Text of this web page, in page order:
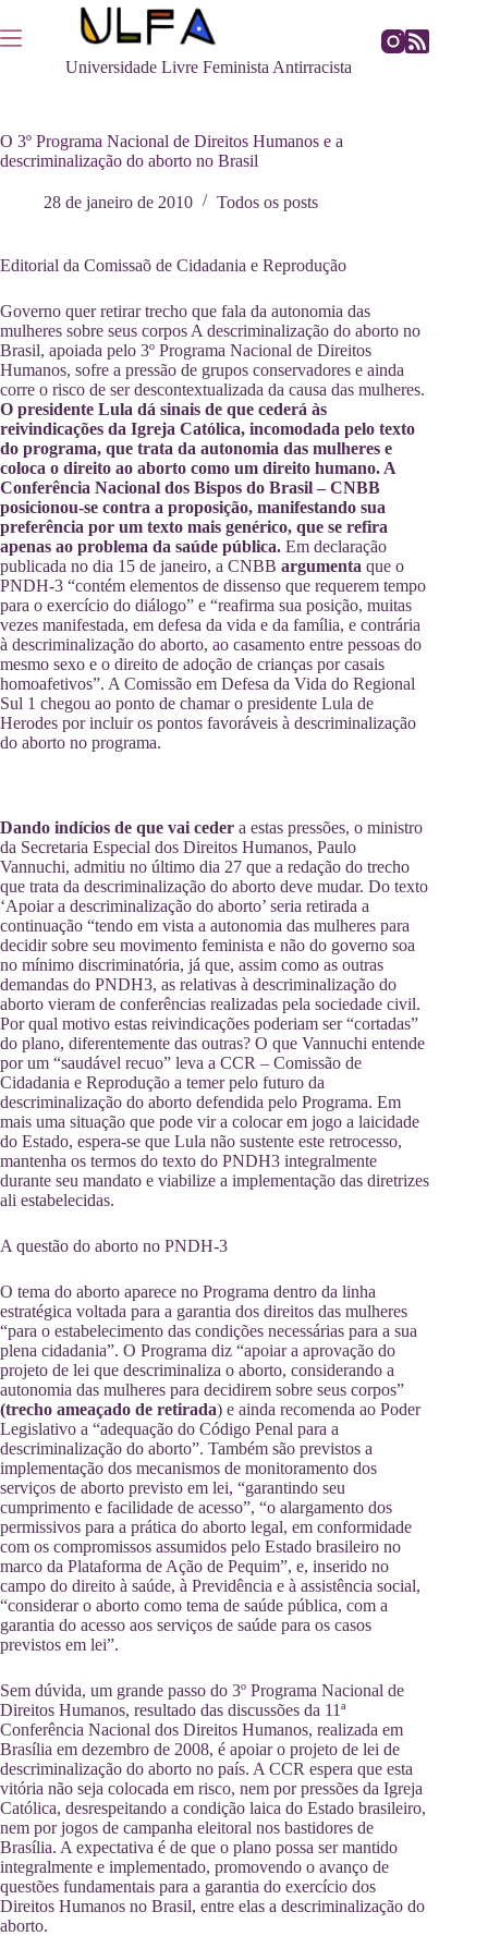
para
o
Universidade Livre Feminista Antirracista
O 3º Programa Nacional de Direitos Humanos e a
descriminalização do aborto no Brasil
28 de janeiro de 2010 Todos os posts
Editorial da Comissaõ de Cidadania e Reprodução
Governo quer retirar trecho que fala da autonomia das
mulheres sobre seus corpos A descriminalização do aborto no
Brasil, apoiada pelo 3º Programa Nacional de Direitos
Humanos, sofre a pressão de grupos conservadores e ainda
corre o risco de ser descontextualizada da causa das mulheres.
O presidente Lula dá sinais de que cederá às
reivindicações da Igreja Católica, incomodada pelo texto
do programa, que trata da autonomia das mulheres e
coloca o direito ao aborto como um direito humano. A
Conferência Nacional dos Bispos do Brasil – CNBB
posicionou-se contra a proposição, manifestando sua
preferência por um texto mais genérico, que se refira
apenas ao problema da saúde pública. Em declaração
publicada no dia 15 de janeiro, a CNBB argumenta que o
PNDH-3 “contém elementos de dissenso que requerem tempo
para o exercício do diálogo” e “reafirma sua posição, muitas
vezes manifestada, em defesa da vida e da família, e contrária
à descriminalização do aborto, ao casamento entre pessoas do
mesmo sexo e o direito de adoção de crianças por casais
homoafetivos”. A Comissão em Defesa da Vida do Regional
Sul 1 chegou ao ponto de chamar o presidente Lula de
Herodes por incluir os pontos favoráveis à descriminalização
do aborto no programa.
Dando indícios de que vai ceder a estas pressões, o ministro
da Secretaria Especial dos Direitos Humanos, Paulo
Vannuchi, admitiu no último dia 27 que a redação do trecho
que trata da descriminalização do aborto deve mudar. Do texto
‘Apoiar a descriminalização do aborto’ seria retirada a
continuação “tendo em vista a autonomia das mulheres para
decidir sobre seu movimento feminista e não do governo soa
no mínimo discriminatória, já que, assim como as outras
demandas do PNDH3, as relativas à descriminalização do
aborto vieram de conferências realizadas pela sociedade civil.
Por qual motivo estas reivindicações poderiam ser “cortadas”
do plano, diferentemente das outras? O que Vannuchi entende
por um “saudável recuo” leva a CCR – Comissão de
Cidadania e Reprodução a temer pelo futuro da
descriminalização do aborto defendida pelo Programa. Em
mais uma situação que pode vir a colocar em jogo a laicidade
do Estado, espera-se que Lula não sustente este retrocesso,
mantenha os termos do texto do PNDH3 integralmente
durante seu mandato e viabilize a implementação das diretrizes
ali estabelecidas.
A questão do aborto no PNDH-3
O tema do aborto aparece no Programa dentro da linha
estratégica voltada para a garantia dos direitos das mulheres
“para o estabelecimento das condições necessárias para a sua
plena cidadania”. O Programa diz “apoiar a aprovação do
projeto de lei que descriminaliza o aborto, considerando a
autonomia das mulheres para decidirem sobre seus corpos”
(trecho ameaçado de retirada) e ainda recomenda ao Poder
Legislativo a “adequação do Código Penal para a
descriminalização do aborto”. Também são previstos a
implementação dos mecanismos de monitoramento dos
serviços de aborto previsto em lei, “garantindo seu
cumprimento e facilidade de acesso”, “o alargamento dos
permissivos para a prática do aborto legal, em conformidade
com os compromissos assumidos pelo Estado brasileiro no
marco da Plataforma de Ação de Pequim”, e, inserido no
campo do direito à saúde, à Previdência e à assistência social,
“considerar o aborto como tema de saúde pública, com a
garantia do acesso aos serviços de saúde para os casos
previstos em lei”.
Sem dúvida, um grande passo do 3º Programa Nacional de
Direitos Humanos, resultado das discussões da 11ª
Conferência Nacional dos Direitos Humanos, realizada em
Brasília em dezembro de 2008, é apoiar o projeto de lei de
descriminalização do aborto no país. A CCR espera que esta
vitória não seja colocada em risco, nem por pressões da Igreja
Católica, desrespeitando a condição laica do Estado brasileiro,
nem por jogos de campanha eleitoral nos bastidores de
Brasília. A expectativa é de que o plano possa ser mantido
integralmente e implementado, promovendo o avanço de
questões fundamentais para a garantia do exercício dos
Direitos Humanos no Brasil, entre elas a descriminalização do
aborto.